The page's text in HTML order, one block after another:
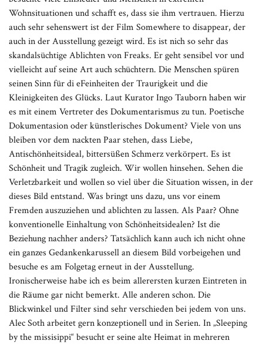
Wohnsituationen und schafft es, dass sie ihm vertrauen. Hierzu
auch sehr sehenswert ist der Film Somewhere to disappear, der
auch in der Ausstellung gezeigt wird. Es ist nich so sehr das
skandalsüchtige Ablichten von Freaks. Er geht sensibel vor und
vielleicht auf seine Art auch schüchtern. Die Menschen spüren
seinen Sinn für di eFeinheiten der Traurigkeit und die
Kleinigkeiten des Glücks. Laut Kurator Ingo Tauborn haben wir
es mit einem Vertreter des Dokumentarismus zu tun. Poetische
Dokumentasion oder künstlerisches Dokument? Viele von uns
bleiben vor dem nackten Paar stehen, dass Liebe,
Antischönheitsideal, bittersüßen Schmerz verkörpert. Es ist
Schönheit und Tragik zugleich. Wir wollen hinsehen. Sehen die
Verletzbarkeit und wollen so viel über die Situation wissen, in der
dieses Bild entstand. Was bringt uns dazu, uns vor einem
Fremden auszuziehen und ablichten zu lassen. Als Paar? Ohne
konventionelle Einhaltung von Schönheitsidealen? Ist die
Beziehung nachher anders? Tatsächlich kann auch ich nicht ohne
ein ganzes Gedankenkarussell an diesem Bild vorbeigehen und
besuche es am Folgetag erneut in der Ausstellung.
Ironischerweise habe ich es beim allerersten kurzen Eintreten in
die Räume gar nicht bemerkt. Alle anderen schon. Die
Blickwinkel und Filter sind sehr verschieden bei jedem von uns.
Alec Soth arbeitet gern konzeptionell und in Serien. In „Sleeping
by the missisippi“ besucht er seine alte Heimat in mehreren